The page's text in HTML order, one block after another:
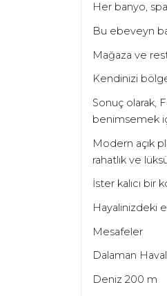
Her banyo,
Bu ebeveyn
Mağaza ve
Kendinizi
Sonuç olarak,
benimsemek
Modern açık
rahatlık ve
İster kalıcı bir
Hayalinizdeki
Mesafeler
Dalaman
Deniz 200 m